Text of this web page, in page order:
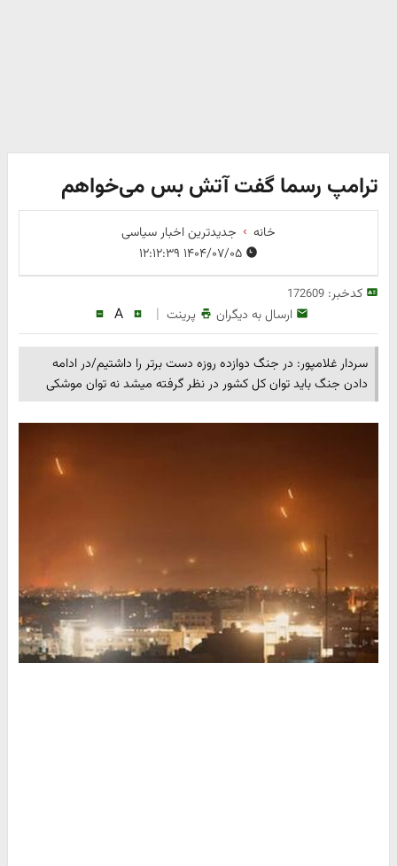
ترامپ رسما گفت آتش بس می‌خواهم
خانه
جدیدترین اخبار سیاسی
۱۴۰۴/۰۷/۰۵ ۱۲:۱۲:۳۹
کدخبر:172609
ارسال به دیگران پرینت |
A
سردار غلامپور: در جنگ دوازده روزه دست برتر را داشتیم/در ادامه
دادن جنگ باید توان کل کشور در نظر گرفته میشد نه توان موشکی